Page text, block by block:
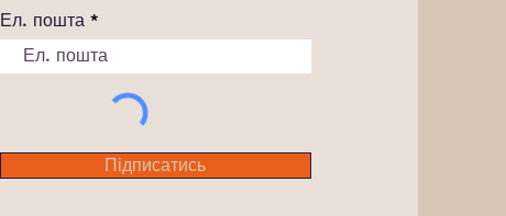
Ел. пошта
Підписатись